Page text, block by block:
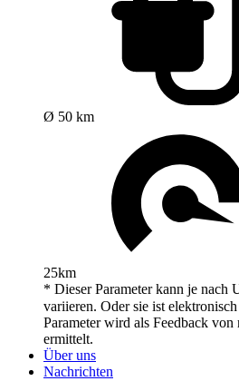
Ø 50 km
25km
* Dieser Parameter kann je nach
variieren. Oder sie ist
Parameter wird als Feedback von
ermittelt.
Über uns
Nachrichten